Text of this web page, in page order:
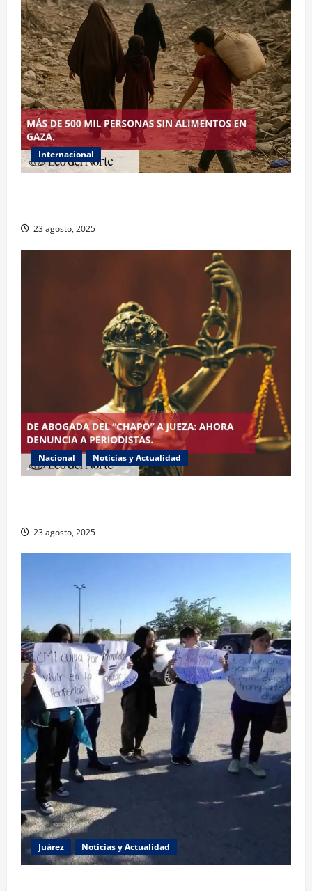
Internacional
23 agosto, 2025
Nacional Noticias y Actualidad
23 agosto, 2025
Juárez Noticias y Actualidad